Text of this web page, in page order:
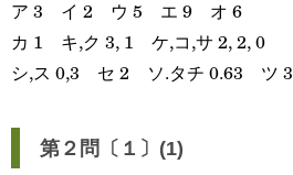
ア 3 イ 2 ウ 5 エ 9 オ 6
カ 1 キ,ク 3, 1 ケ,コ,サ 2, 2, 0
シ,ス 0,3 セ 2 ソ.タチ 0.63 ツ 3
第２問〔１〕(1)